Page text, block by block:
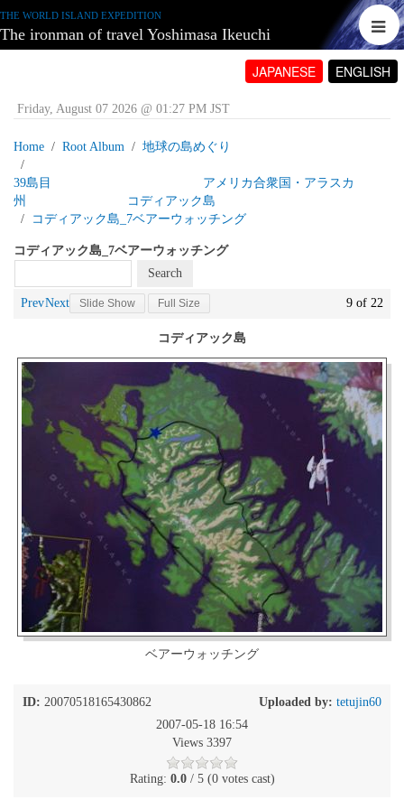
THE WORLD ISLAND EXPEDITION
The ironman of travel Yoshimasa Ikeuchi
JAPANESE ENGLISH
Friday, August 07 2026 @ 01:27 PM JST
Home Root Album 地球の島めぐり
39島目 アメリカ合衆国・アラスカ
州 コディアック島
コディアック島_7ベアーウォッチング
コディアック島_7ベアーウォッチング
PrevNext Slide Show Full Size 9 of 22
コディアック島
ベアーウォッチング
ID: 20070518165430862 Uploaded by: tetujin60
2007-05-18 16:54
Views 3397
Rating: 0.0/ 5 (0 votes cast)